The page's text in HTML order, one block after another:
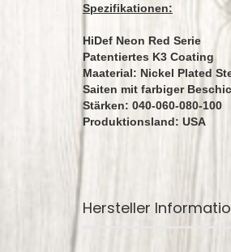
Spezifikationen:
HiDef Neon Red Serie
Patentiertes K3 Coating
Maaterial: Nickel Plated
Saiten mit farbiger
Stärken: 040-060-080-100
Produktionsland: USA
Hersteller